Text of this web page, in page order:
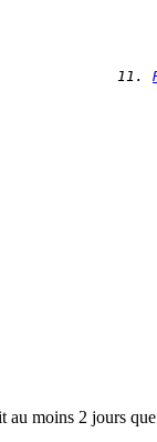
11.
moins 2 jours